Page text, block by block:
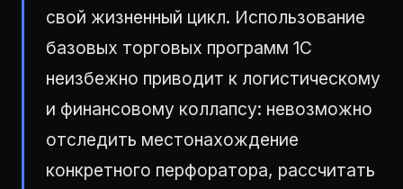
свой жизненный цикл. Использование
базовых торговых программ 1С
неизбежно приводит к логистическому
и финансовому коллапсу: невозможно
отследить местонахождение
конкретного перфоратора, рассчитать